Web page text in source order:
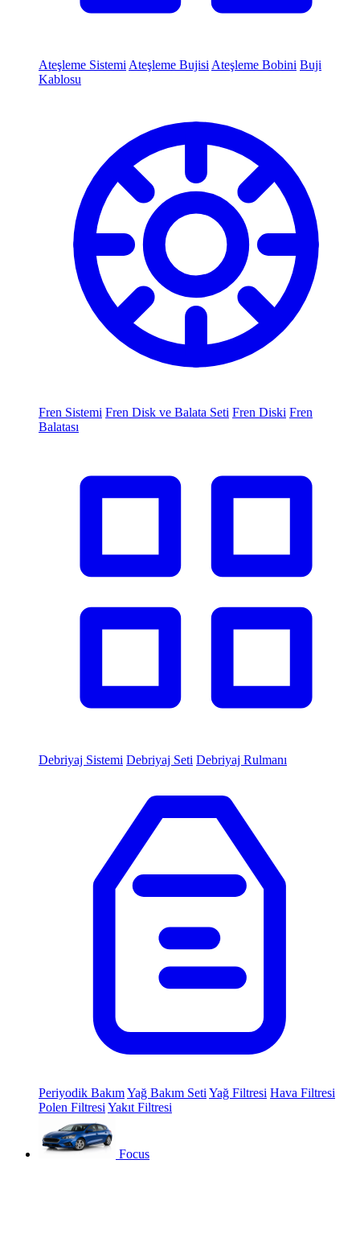
Ateşleme Sistemi Ateşleme Bujisi Ateşleme Bobini Buji
Kablosu
Fren Sistemi Fren Disk ve Balata Seti Fren Diski Fren
Balatası
Debriyaj Sistemi Debriyaj Seti Debriyaj Rulmanı
Periyodik BakımYağ Bakım Seti Yağ Filtresi Hava Filtresi
Polen Filtresi Yakıt Filtresi
Focus